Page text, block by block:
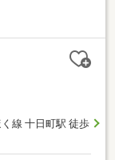
線 十日町駅 徒歩